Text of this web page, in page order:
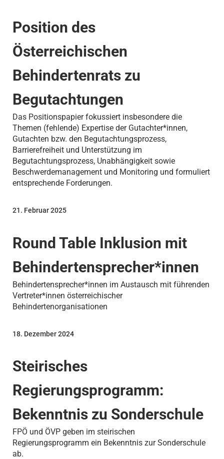
Position des
Österreichischen
Behindertenrats zu
Begutachtungen
Das Positionspapier fokussiert insbesondere die
Themen (fehlende) Expertise der Gutachter*innen,
Gutachten bzw. den Begutachtungsprozess,
Barrierefreiheit und Unterstützung im
Begutachtungsprozess, Unabhängigkeit sowie
Beschwerdemanagement und Monitoring und formuliert
entsprechende Forderungen.
Round Table Inklusion mit
Behindertensprecher*innen
21. Februar 2025
Behindertensprecher*innen im Austausch mit führenden
Vertreter*innen österreichischer
Behindertenorganisationen
Steirisches
Regierungsprogramm:
Bekenntnis zu Sonderschule
18. Dezember 2024
FPÖ und ÖVP geben im steirischen
Regierungsprogramm ein Bekenntnis zur Sonderschule
ab.